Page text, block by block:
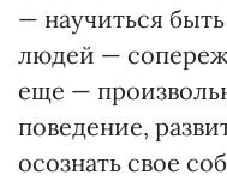
— научиться
людей —
еще —
поведение,
осознать свое